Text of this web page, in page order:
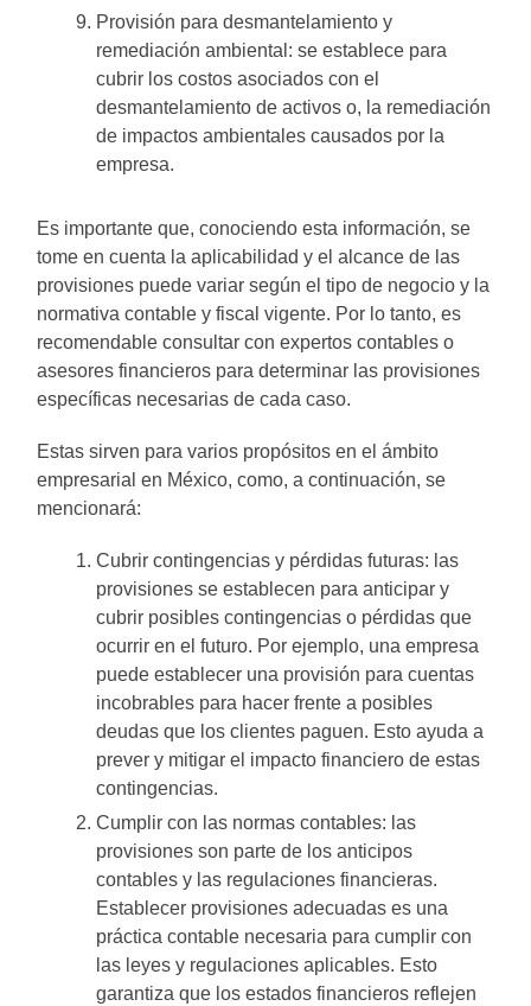
Provisión para desmantelamiento y
remediación ambiental: se establece para
cubrir los costos asociados con el
desmantelamiento de activos o, la remediación
de impactos ambientales causados por la
empresa.
Es importante que, conociendo esta información, se
tome en cuenta la aplicabilidad y el alcance de las
provisiones puede variar según el tipo de negocio y la
normativa contable y fiscal vigente. Por lo tanto, es
recomendable consultar con expertos contables o
asesores financieros para determinar las provisiones
específicas necesarias de cada caso.
Estas sirven para varios propósitos en el ámbito
empresarial en México, como, a continuación, se
mencionará:
Cubrir contingencias y pérdidas futuras: las
provisiones se establecen para anticipar y
cubrir posibles contingencias o pérdidas que
ocurrir en el futuro. Por ejemplo, una empresa
puede establecer una provisión para cuentas
incobrables para hacer frente a posibles
deudas que los clientes paguen. Esto ayuda a
prever y mitigar el impacto financiero de estas
contingencias.
Cumplir con las normas contables: las
provisiones son parte de los anticipos
contables y las regulaciones financieras.
Establecer provisiones adecuadas es una
práctica contable necesaria para cumplir con
las leyes y regulaciones aplicables. Esto
garantiza que los estados financieros reflejen